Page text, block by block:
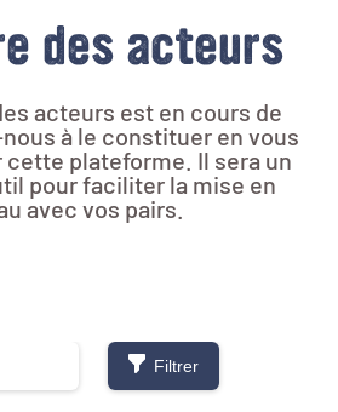
des acteurs
acteurs est en cours de
à le constituer en vous
plateforme. Il sera un
pour faciliter la mise en
avec vos pairs.
Filtrer